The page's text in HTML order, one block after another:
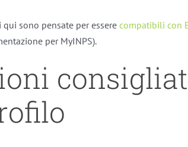
sono pensate per esserecompatibili con
per MyINPS).